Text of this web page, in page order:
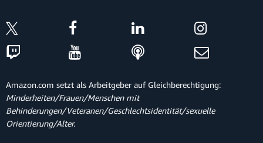
Amazon.com setzt als Arbeitgeber auf Gleichberechtigung:
Minderheiten/Frauen/Menschen mit
Behinderungen/Veteranen/Geschlechtsidentität/sexuelle
Orientierung/Alter.